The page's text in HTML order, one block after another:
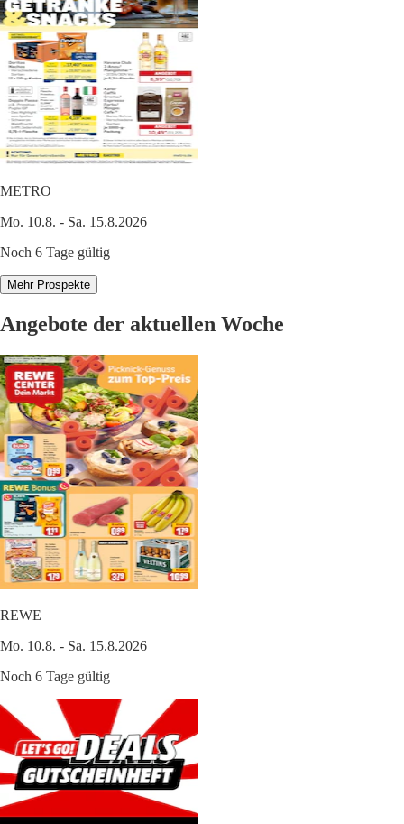
METRO
Mo. 10.8. - Sa. 15.8.2026
Noch 6 Tage gültig
Mehr Prospekte
Angebote der aktuellen Woche
REWE
Mo. 10.8. - Sa. 15.8.2026
Noch 6 Tage gültig